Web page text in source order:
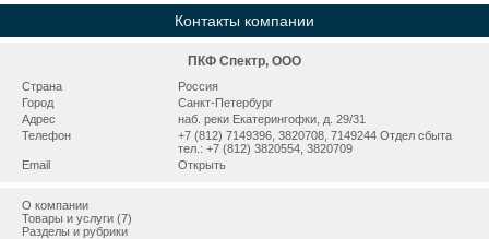
Контакты компании
ПКФ Спектр, ООО
Страна
Россия
Город
Санкт-Петербург
Адрес
наб. реки Екатерингофки, д. 29/31
Телефон
+7 (812) 7149396, 3820708, 7149244 Отдел сбыта
тел.: +7 (812) 3820554, 3820709
Email
Открыть
О компании
Товары и услуги (7)
Разделы и рубрики